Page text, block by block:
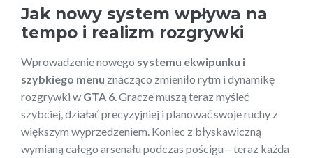
Jak nowy system wpływa na
tempo i realizm rozgrywki
Wprowadzenie nowego systemu ekwipunku i
szybkiego menu znacząco zmieniło rytm i dynamikę
rozgrywki w GTA 6 . Gracze muszą teraz myśleć
szybciej, działać precyzyjniej i planować swoje ruchy z
większym wyprzedzeniem. Koniec z błyskawiczną
wymianą całego arsenału podczas pościgu – teraz każda